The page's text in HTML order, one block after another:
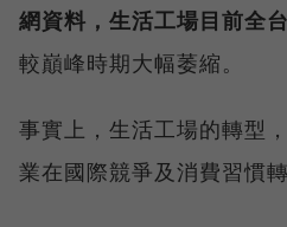
網資料，生活工場目前全
較巔峰時期大幅萎縮。
事實上，生活工場的轉型
業在國際競爭及消費習慣